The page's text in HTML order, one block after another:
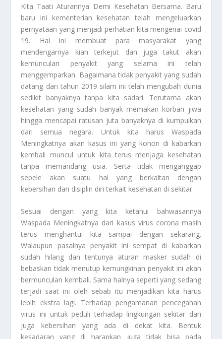
Kita Taati Aturannya Demi Kesehatan Bersama. Baru
baru ini kementerian kesehatan telah mengeluarkan
pernyataan yang menjadi perhatian kita mengenai covid
19. Hal ini membuat para masyarakat yang
mendengarnya kian terkejut dan juga takut akan
kemunculan penyakit yang selama ini telah
menggemparkan. Bagaimana tidak penyakit yang sudah
datang dari tahun 2019 silam ini telah mengubah dunia
sedikit banyaknya tanpa kita sadari. Terutama akan
kesehatan yang sudah banyak memakan korban jiwa
hingga mencapai ratusan juta banyaknya di kumpulkan
dari semua negara. Untuk kita harus Waspada
Meningkatnya akan kasus ini yang konon di kabarkan
kembali muncul untuk kita terus menjaga kesehatan
tanpa memandang usia. Serta tidak menganggap
sepele akan suatu hal yang berkaitan dengan
kebersihan dan disiplin diri terkait kesehatan di sekitar.
Sesuai dengan yang kita ketahui bahwasannya
Waspada Meningkatnya dari kasus virus corona masih
terus menghantui kita sampai dengan sekarang.
Walaupun pasalnya penyakit ini sempat di kabarkan
sudah hilang dan tentunya aturan masker sudah di
bebaskan tidak menutup kemungkinan penyakit ini akan
bermunculan kembali. Sama halnya seperti yang sedang
terjadi saat ini oleh sebab itu menjadikan kita harus
lebih ekstra lagi. Terhadap pengamanan pencegahan
virus ini untuk peduli terhadap lingkungan sekitar dan
juga kebersihan yang ada di dekat kita. Bentuk
kesadaran yang di harapkan juga tidak bisa pada